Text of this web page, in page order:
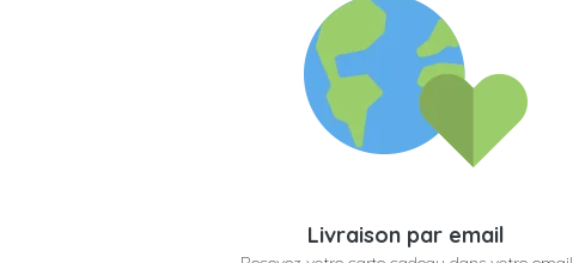
Livraison par email